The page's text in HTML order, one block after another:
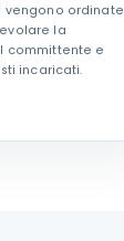
vengono ordinate
la
committente e
incaricati.